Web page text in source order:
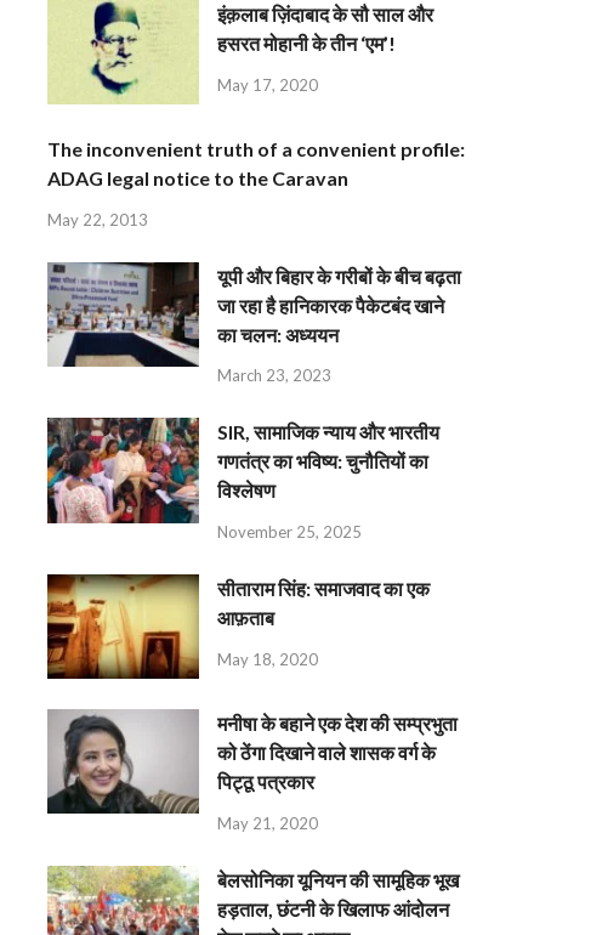
इंक़लाब ज़िंदाबाद के सौ साल और
हसरत मोहानी के तीन ‘एम’!
May 17, 2020
The inconvenient truth of a convenient profile:
ADAG legal notice to the Caravan
May 22, 2013
यूपी और बिहार के गरीबों के बीच बढ़ता
जा रहा है हानिकारक पैकेटबंद खाने
का चलन: अध्ययन
March 23, 2023
SIR, सामाजिक न्याय और भारतीय
गणतंत्र का भविष्य: चुनौतियों का
विश्लेषण
November 25, 2025
सीताराम सिंह: समाजवाद का एक
आफ़ताब
May 18, 2020
मनीषा के बहाने एक देश की सम्प्रभुता
को ठेंगा दिखाने वाले शासक वर्ग के
पिट्ठू पत्रकार
May 21, 2020
बेलसोनिका यूनियन की सामूहिक भूख
हड़ताल, छंटनी के खिलाफ आंदोलन